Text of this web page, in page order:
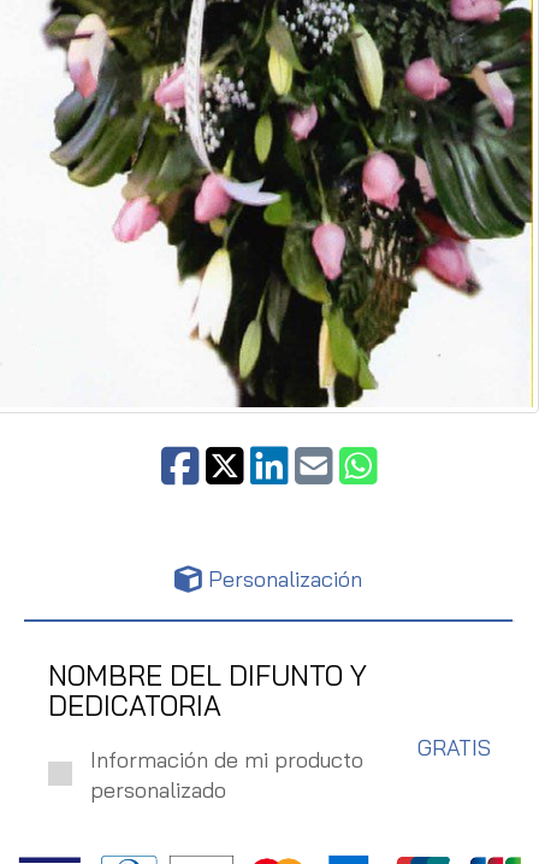
Personalización
NOMBRE DEL DIFUNTO Y
DEDICATORIA
Información de mi producto
personalizado
GRATIS